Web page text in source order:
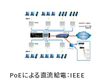
PoEによる直流給電：IEEE